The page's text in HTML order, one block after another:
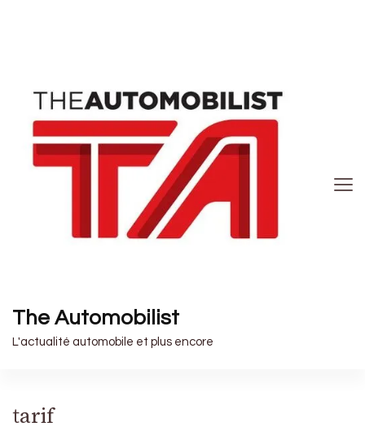
The Automobilist
L'actualité automobile et plus encore
tarif